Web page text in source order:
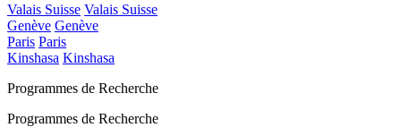
Valais Suisse Valais Suisse
Genève Genève
Paris Paris
Kinshasa Kinshasa
Programmes de Recherche
Programmes de Recherche